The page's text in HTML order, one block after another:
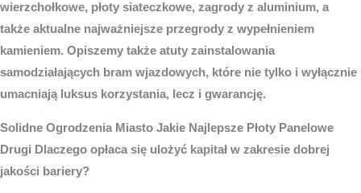
wierzchołkowe, płoty siateczkowe, zagrody z aluminium, a
także aktualne najważniejsze przegrody z wypełnieniem
kamieniem. Opiszemy także atuty zainstalowania
samodziałających bram wjazdowych, które nie tylko i wyłącznie
umacniają luksus korzystania, lecz i gwarancję.
Solidne Ogrodzenia Miasto Jakie Najlepsze Płoty Panelowe
Drugi Dlaczego opłaca się ulożyć kapitał w zakresie dobrej
jakości bariery?